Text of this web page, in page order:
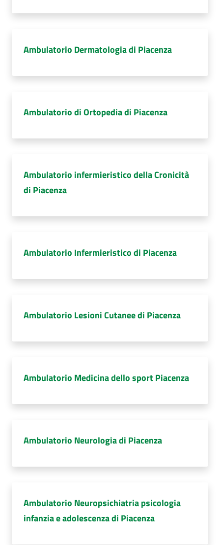
Imprese
Ambulatorio Dermatologia di Piacenza
Ambulatorio di Ortopedia di Piacenza
Ambulatorio infermieristico della Cronicità
di Piacenza
Ambulatorio Infermieristico di Piacenza
Ambulatorio Lesioni Cutanee di Piacenza
Ambulatorio Medicina dello sport Piacenza
Ambulatorio Neurologia di Piacenza
Ambulatorio Neuropsichiatria psicologia
infanzia e adolescenza di Piacenza